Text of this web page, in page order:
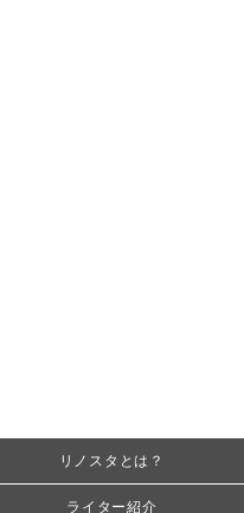
リノスタとは？
ライター紹介